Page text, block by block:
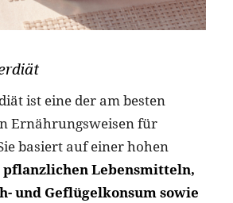
ist eine der am besten
Ernährungsweisen für
basiert auf einer hohen
pflanzlichen Lebensmitteln,
und Geflügelkonsum sowie